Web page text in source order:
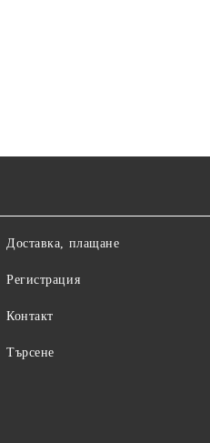
Доставка, плащане
Регистрация
Контакт
Търсене